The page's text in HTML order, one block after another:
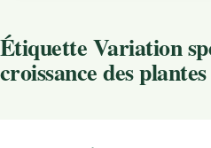
ÉtiquetteVariation
croissance des plantes